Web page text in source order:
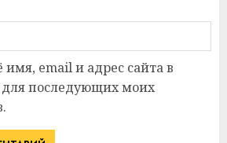
имя, email и адрес сайта в
для последующих моих